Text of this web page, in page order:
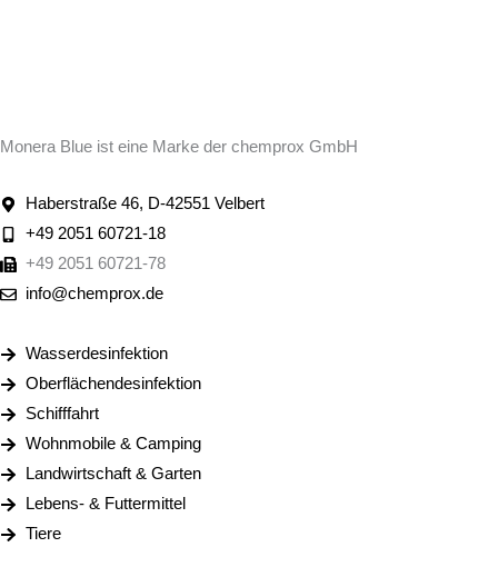
Monera Blue ist eine Marke der chemprox GmbH
Haberstraße 46, D-42551 Velbert
+49 2051 60721-18
+49 2051 60721-78
info@chemprox.de
Wasserdesinfektion
Oberflächendesinfektion
Schifffahrt
Wohnmobile & Camping
Landwirtschaft & Garten
Lebens- & Futtermittel
Tiere